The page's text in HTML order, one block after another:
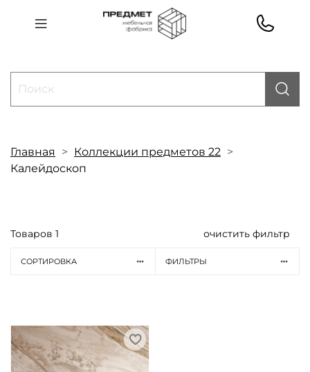
Главная
Коллекции предметов 22
Калейдоскоп
Товаров 1 очистить фильтр
СОРТИРОВКА ФИЛЬТРЫ